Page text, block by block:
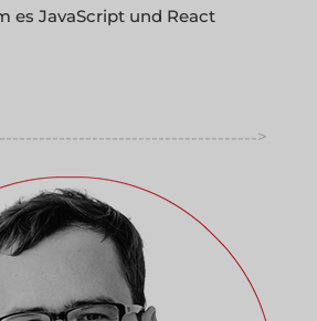
es JavaScript und React
>